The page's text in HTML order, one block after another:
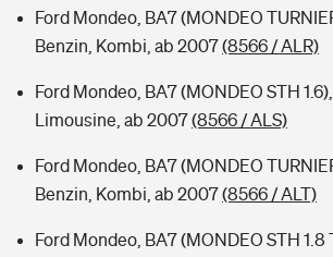
Ford Mondeo, BA7 (MONDEO
Benzin, Kombi, ab 2007(8566 / ALR)
Ford Mondeo, BA7 (MONDEO STH
Limousine, ab 2007(8566 / ALS)
Ford Mondeo, BA7 (MONDEO
Benzin, Kombi, ab 2007(8566 / ALT)
Ford Mondeo, BA7 (MONDEO STH 1.8